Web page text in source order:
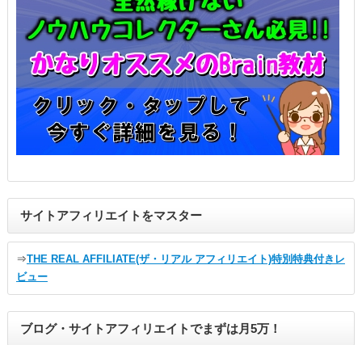
サイトアフィリエイトをマスター
⇒THE REAL AFFILIATE(ザ・リアル アフィリエイト)特別特典付きレ
ビュー
ブログ・サイトアフィリエイトでまずは月5万！